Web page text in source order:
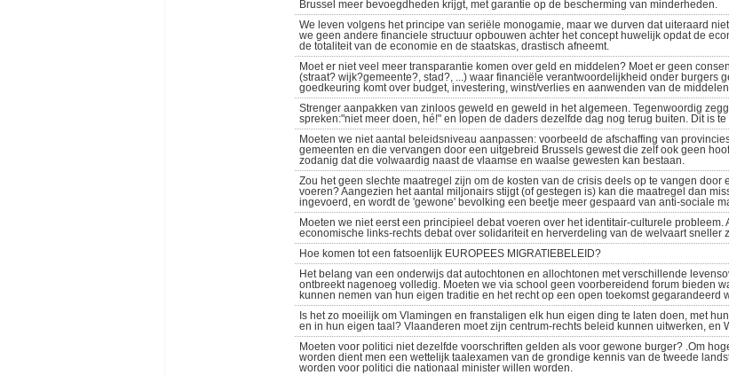
Brussel meer bevoegdheden krijgt, met garantie op de bescherming van minderheden.
We leven volgens het principe van seriële monogamie, maar we durven dat uiteraard
we geen andere financiele structuur opbouwen achter het concept huwelijk opdat de
de totaliteit van de economie en de staatskas, drastisch afneemt.
Moet er niet veel meer transparantie komen over geld en middelen? Moet er geen
(straat? wijk?gemeente?, stad?, ...) waar financiële verantwoordelijkheid onder burgers
goedkeuring komt over budget, investering, winst/verlies en aanwenden van de
Strenger aanpakken van zinloos geweld en geweld in het algemeen. Tegenwoordig
spreken:"niet meer doen, hé!" en lopen de daders dezelfde dag nog terug buiten. Dit is
Moeten we niet aantal beleidsniveau aanpassen: voorbeeld de afschaffing van
gemeenten en die vervangen door een uitgebreid Brussels gewest die zelf ook geen
zodanig dat die volwaardig naast de vlaamse en waalse gewesten kan bestaan.
Zou het geen slechte maatregel zijn om de kosten van de crisis deels op te vangen door
voeren? Aangezien het aantal miljonairs stijgt (of gestegen is) kan die maatregel dan
ingevoerd, en wordt de 'gewone' bevolking een beetje meer gespaard van anti-sociale
Moeten we niet eerst een principieel debat voeren over het identitair-culturele probleem.
economische links-rechts debat over solidariteit en herverdeling van de welvaart sneller
Hoe komen tot een fatsoenlijk EUROPEES MIGRATIEBELEID?
Het belang van een onderwijs dat autochtonen en allochtonen met verschillende
ontbreekt nagenoeg volledig. Moeten we via school geen voorbereidend forum bieden
kunnen nemen van hun eigen traditie en het recht op een open toekomst gegarandeerd
Is het zo moeilijk om Vlamingen en franstaligen elk hun eigen ding te laten doen, met
en in hun eigen taal? Vlaanderen moet zijn centrum-rechts beleid kunnen uitwerken, en
Moeten voor politici niet dezelfde voorschriften gelden als voor gewone burger? .Om
worden dient men een wettelijk taalexamen van de grondige kennis van de tweede
worden voor politici die nationaal minister willen worden.